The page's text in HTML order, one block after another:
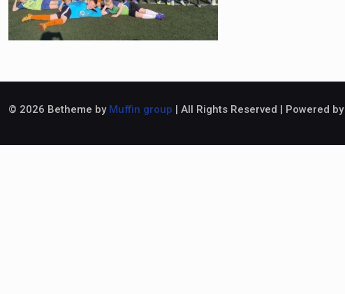
© 2026 Betheme by Muffin group | All Rights Reserved | Powered by